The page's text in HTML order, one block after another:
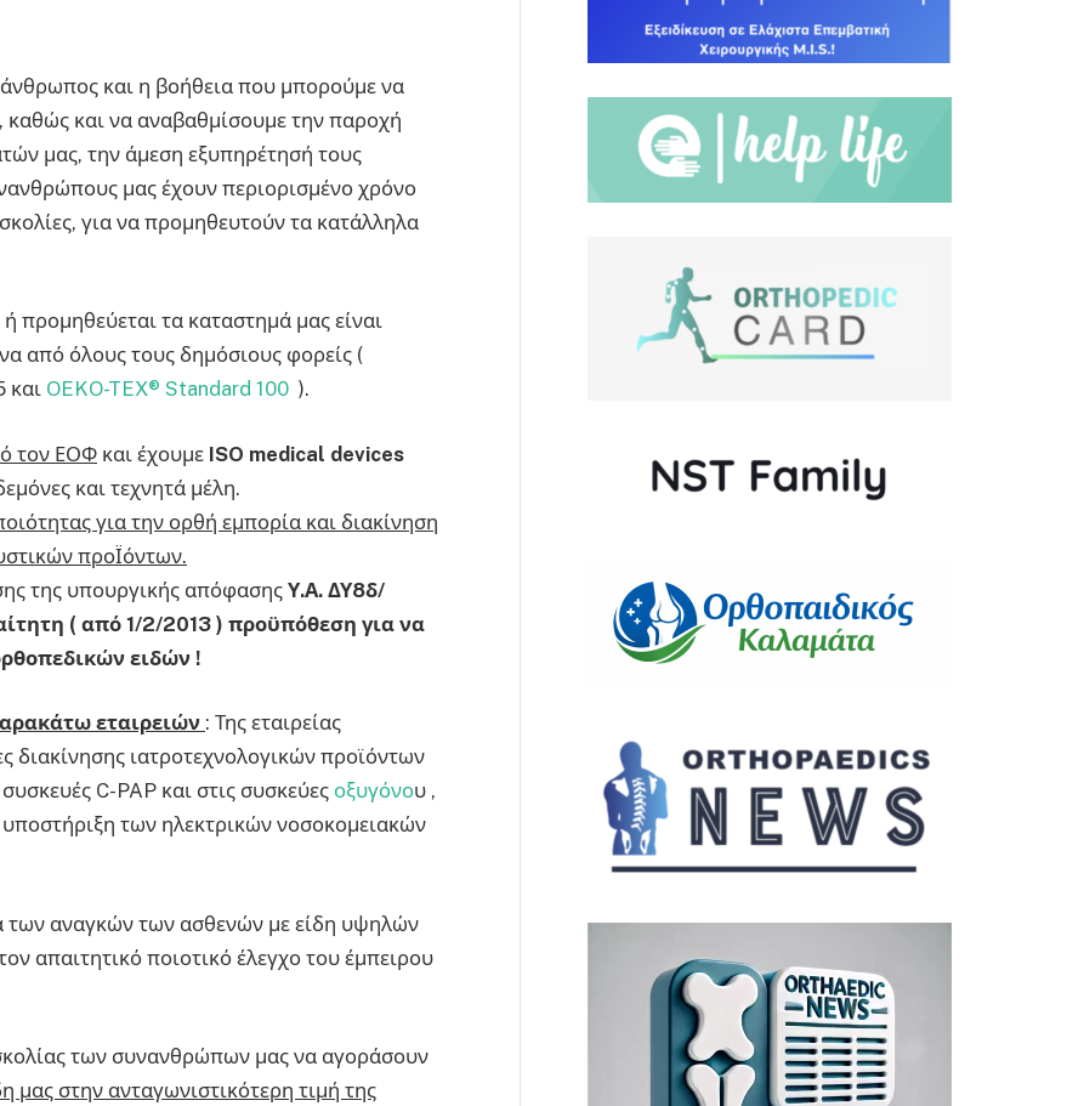
άνθρωπος και η βοήθεια που μπορούμε να
και να αναβαθμίσουμε την παροχή
μας, την άμεση εξυπηρέτησή τους
μας έχουν περιορισμένο χρόνο
για να προμηθευτούν τα κατάλληλα
προμηθεύεται τα καταστημά μας είναι
από όλους τους δημόσιους φορείς (
και OEKO-TEX® Standard 100 ).
τον ΕΟΦ και έχουμε ISO medical devices
και τεχνητά μέλη.
ς για την ορθή εμπορία και διακίνηση
προΪόντων.
της υπουργικής απόφασης Υ.Α. ΔΥ8δ/
( από 1/2/2013 ) προϋπόθεση για να
ειδών !
εταιρειών : Της εταιρείας
διακίνησης ιατροτεχνολογικών προϊόντων
συσκευές C-PAP και στις συσκεύες οξυγόνου ,
υποστήριξη των ηλεκτρικών νοσοκομειακών
των αναγκών των ασθενών με είδη υψηλών
απαιτητικό ποιοτικό έλεγχο του έμπειρου
των συνανθρώπων μας να αγοράσουν
μας στην ανταγωνιστικότερη τιμή της